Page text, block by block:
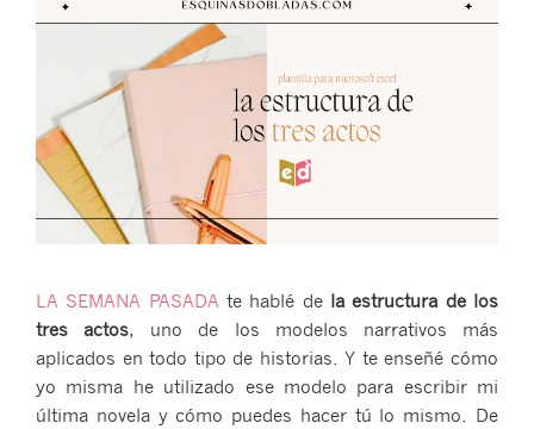
LA SEMANA PASADA te hablé de la estructura de los
tres actos, uno de los modelos narrativos más
aplicados en todo tipo de historias. Y te enseñé cómo
yo misma he utilizado ese modelo para escribir mi
última novela y cómo puedes hacer tú lo mismo. De